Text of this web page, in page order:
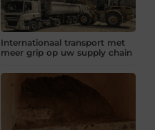
Internationaal transport met
meer grip op uw supply chain